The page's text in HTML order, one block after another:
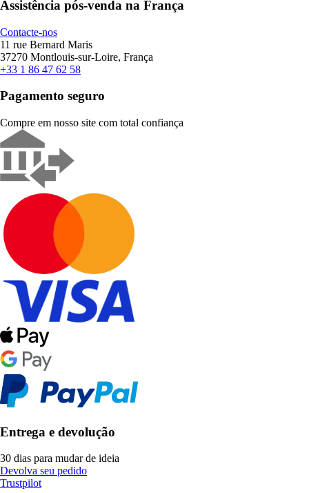
Assistência pós-venda na França
Contacte-nos
11 rue Bernard Maris
37270 Montlouis-sur-Loire, França
+33 1 86 47 62 58
Pagamento seguro
Compre em nosso site com total confiança
Entrega e devolução
30 dias para mudar de ideia
Devolva seu pedido
Trustpilot